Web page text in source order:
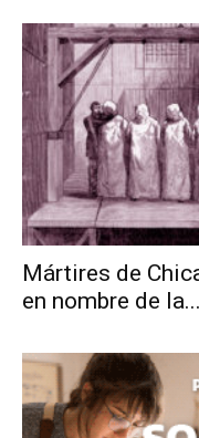
Mártires de
en nombre de la...